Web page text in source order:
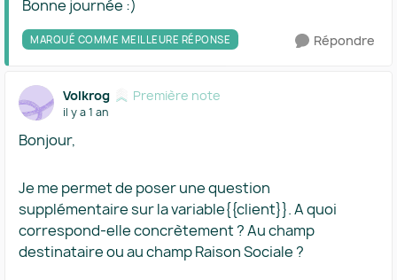
Bonne journée :)
MARQUÉ COMME MEILLEURE RÉPONSE Répondre
Volkrog Première note
il y a 1 an
Bonjour,
Je me permet de poser une question
supplémentaire sur la variable{{client}}. A quoi
correspond-elle concrètement ? Au champ
destinataire ou au champ Raison Sociale ?